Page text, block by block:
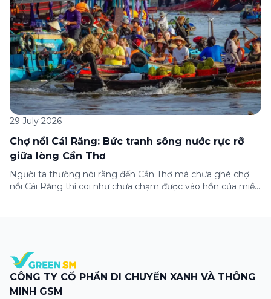
29 July 2026
Chợ nổi Cái Răng: Bức tranh sông nước rực rỡ
giữa lòng Cần Thơ
Người ta thường nói rằng đến Cần Thơ mà chưa ghé chợ
nổi Cái Răng thì coi như chưa chạm được vào hồn của miền
CÔNG TY CỔ PHẦN DI CHUYỂN XANH VÀ THÔNG
MINH GSM